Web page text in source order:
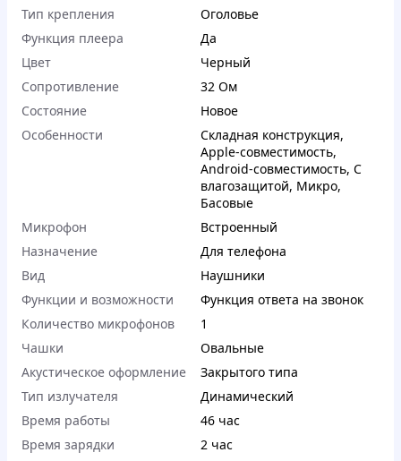
Тип крепления
Оголовье
Функция плеера
Да
Цвет
Черный
Сопротивление
32 Ом
Состояние
Новое
Особенности
Складная конструкция,
Apple-совместимость,
Android-совместимость, С
влагозащитой, Микро,
Басовые
Микрофон
Встроенный
Назначение
Для телефона
Вид
Наушники
Функции и возможности
Функция ответа на звонок
Количество микрофонов
1
Чашки
Овальные
Акустическое оформление
Закрытого типа
Тип излучателя
Динамический
Время работы
46 час
Время зарядки
2 час